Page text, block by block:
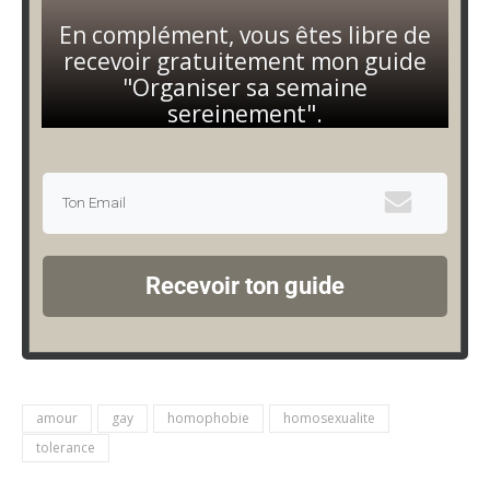
En complément, vous êtes libre de
recevoir gratuitement mon guide
"Organiser sa semaine
sereinement".
Recevoir ton guide
amour gay homophobie
homosexualite
tolerance